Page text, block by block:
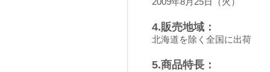
4.販売地域：
北海道を除く全国に出荷
5.商品特長：